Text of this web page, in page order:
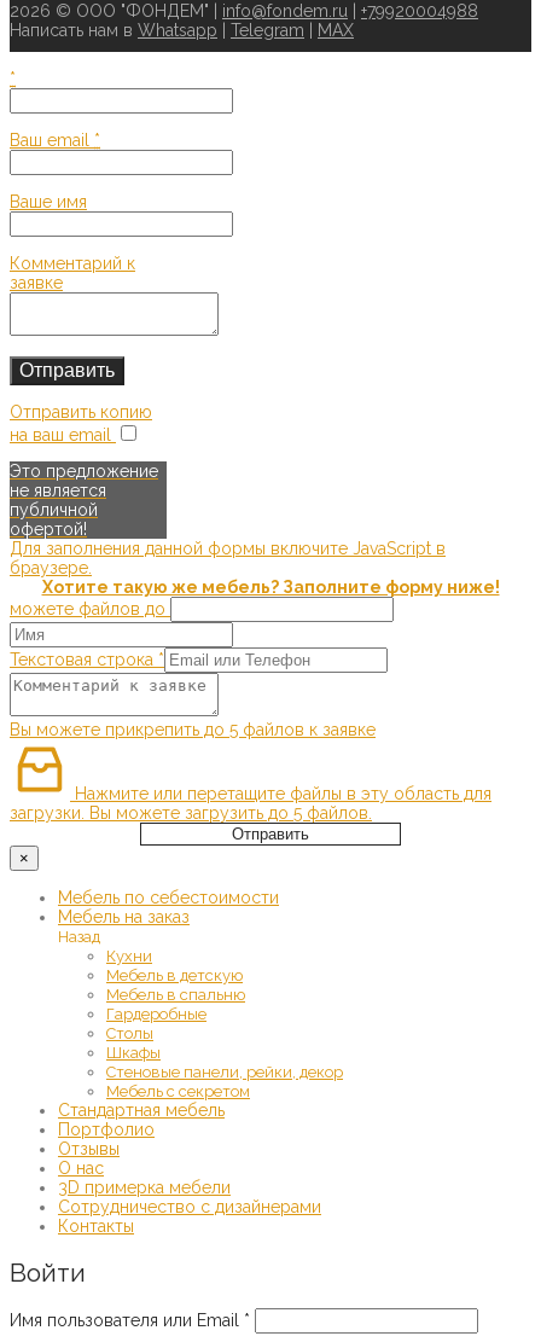
2026 © ООО "ФОНДЕМ" | info@fondem.ru
+79920004988
Написать нам в Whatsapp Telegram MAX
*
Ваш email *
Ваше имя
Комментарий к
заявке
Отправить копию
на ваш email
Это предложение
не является
публичной
офертой!
Для заполнения данной формы включите JavaScript в
браузере.
Хотите такую же мебель? Заполните форму ниже!
можете файлов до
Текстовая строка *
Вы можете прикрепить до 5 файлов к заявке
Нажмите или перетащите файлы в эту область для
загрузки. Вы можете загрузить до 5 файлов.
Отправить
×
Мебель по себестоимости
Мебель на заказ
Назад
Кухни
Мебель в детскую
Мебель в спальню
Гардеробные
Столы
Шкафы
Стеновые панели, рейки, декор
Мебель с секретом
Стандартная мебель
Портфолио
Отзывы
О нас
3D примерка мебели
Сотрудничество с дизайнерами
Контакты
Войти
Имя пользователя или Email *